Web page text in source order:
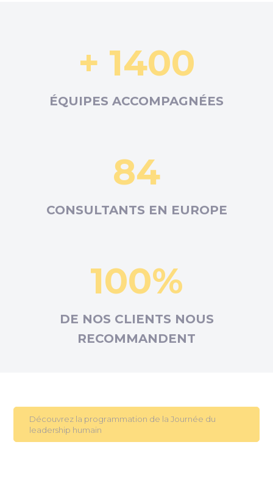
+ 1400
ÉQUIPES ACCOMPAGNÉES
84
CONSULTANTS EN EUROPE
100%
DE NOS CLIENTS NOUS
RECOMMANDENT
Découvrez la programmation de la Journée du
leadership humain